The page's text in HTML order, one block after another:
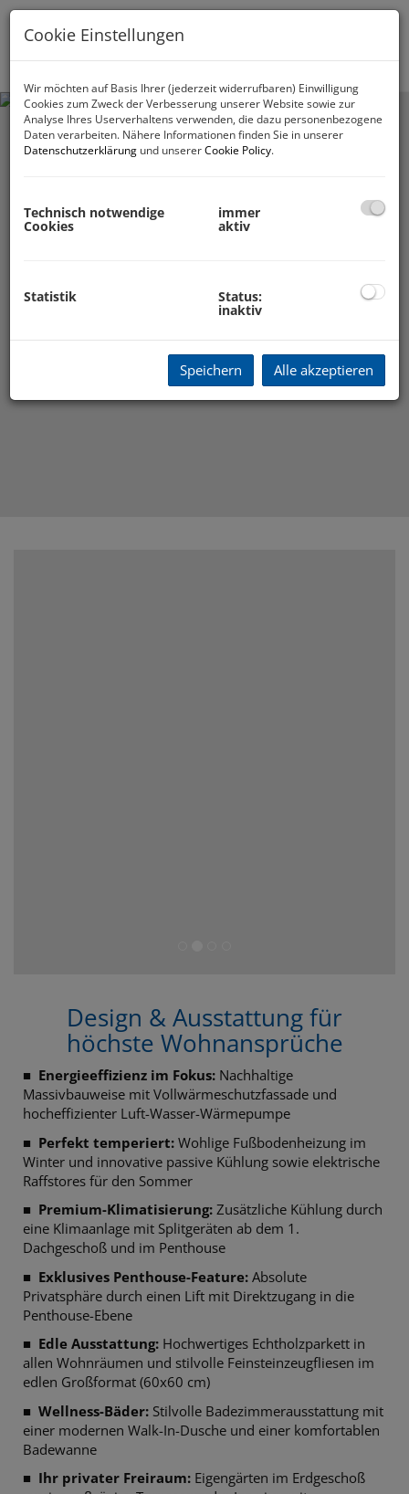
EIGENTUMSWOHNUNGEN
Design & Ausstattung für
höchste Wohnansprüche
■ Energieeffizienz im Fokus: Nachhaltige
Massivbauweise mit Vollwärmeschutzfassade und
hocheffizienter Luft-Wasser-Wärmepumpe
■ Perfekt temperiert: Wohlige Fußbodenheizung im
Winter und innovative passive Kühlung sowie elektrische
Raffstores für den Sommer
■ Premium-Klimatisierung: Zusätzliche Kühlung durch
eine Klimaanlage mit Splitgeräten ab dem 1.
Dachgeschoß und im Penthouse
■ Exklusives Penthouse-Feature: Absolute
Privatsphäre durch einen Lift mit Direktzugang in die
Penthouse-Ebene
■ Edle Ausstattung: Hochwertiges Echtholzparkett in
allen Wohnräumen und stilvolle Feinsteinzeugfliesen im
edlen Großformat (60x60 cm)
■ Wellness-Bäder: Stilvolle Badezimmerausstattung mit
einer modernen Walk-In-Dusche und einer komfortablen
Badewanne
■ Ihr privater Freiraum: Eigengärten im Erdgeschoß
Cookie Einstellungen
Wir möchten auf Basis Ihrer (jederzeit widerrufbaren) Einwilligung
Cookies zum Zweck der Verbesserung unserer Website sowie zur
Analyse Ihres Userverhaltens verwenden, die dazu personenbezogene
Daten verarbeiten. Nähere Informationen finden Sie in unserer
Datenschutzerklärung und unsererCookie Policy.
Technisch notwendige
Cookies
immer
aktiv
Statistik Status:
inaktiv
Speichern Alle akzeptieren